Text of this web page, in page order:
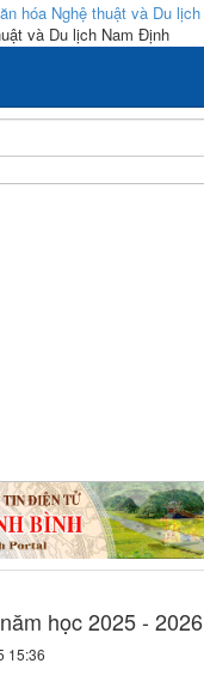
và Du lịch Nam Định
học 2025 - 2026
15:36